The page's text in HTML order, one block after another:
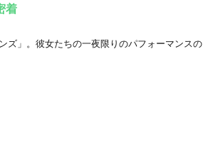
着
ズ」。彼女たちの一夜限りのパフォーマンスの